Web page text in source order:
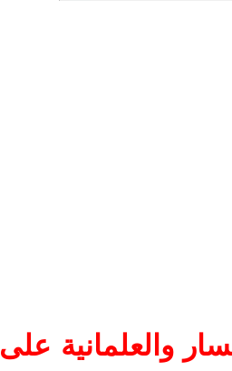
والعلمانية على